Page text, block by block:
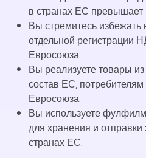
в странах ЕС превышает
Вы стремитесь избежать
отдельной регистрации
Евросоюза.
Вы реализуете товары
состав ЕС,
Евросоюза.
Вы используете
для хранения и отправки
странах ЕС.